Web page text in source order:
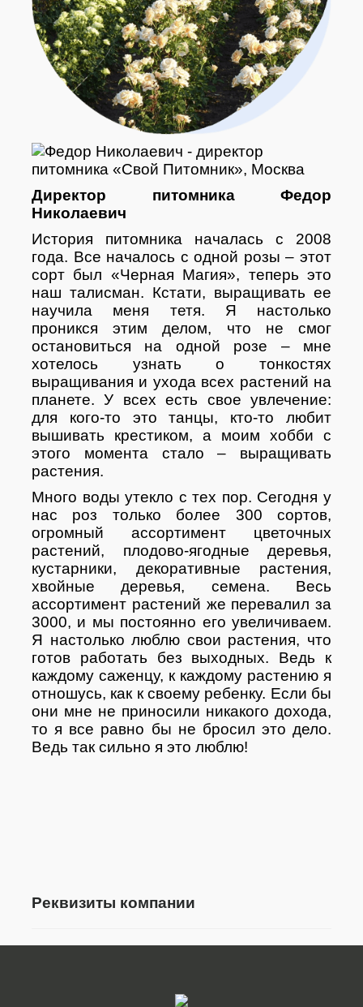
Директор питомника Федор
Николаевич
История питомника началась с 2008
года. Все началось с одной розы – этот
сорт был «Черная Магия», теперь это
наш талисман. Кстати, выращивать ее
научила меня тетя. Я настолько
проникся этим делом, что не смог
остановиться на одной розе – мне
хотелось узнать о тонкостях
выращивания и ухода всех растений на
планете. У всех есть свое увлечение:
для кого-то это танцы, кто-то любит
вышивать крестиком, а моим хобби с
этого момента стало – выращивать
растения.
Много воды утекло с тех пор. Сегодня у
нас роз только более 300 сортов,
огромный ассортимент цветочных
растений, плодово-ягодные деревья,
кустарники, декоративные растения,
хвойные деревья, семена. Весь
ассортимент растений же перевалил за
3000, и мы постоянно его увеличиваем.
Я настолько люблю свои растения, что
готов работать без выходных. Ведь к
каждому саженцу, к каждому растению я
отношусь, как к своему ребенку. Если бы
они мне не приносили никакого дохода,
то я все равно бы не бросил это дело.
Ведь так сильно я это люблю!
Реквизиты компании